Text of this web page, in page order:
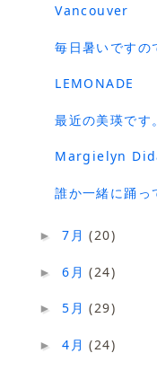
Vancouver
毎日暑いですの
LEMONADE
最近の美瑛です。
Margielyn
誰か一緒に踊っ
►7月(20)
►6月(24)
►5月(29)
►4月(24)